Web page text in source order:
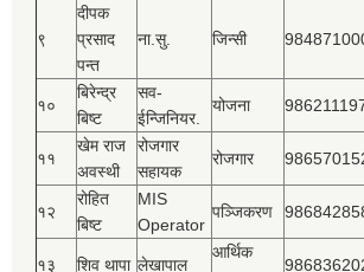
९
दीपक
प्रसाद
पन्त
ना.सु. जिन्सी
१०
बिरेन्द्र
बिष्‍ट
सव-
ईन्जिनियर.
योजना
११
खेम राज
अवस्थी
रोजगार
सहायक
रोजगार
१२
रोहित
बिष्‍ट
MIS
Operator
पञ्‍जिकरण
१३ शिव थापा लेखापाल
आर्थिक